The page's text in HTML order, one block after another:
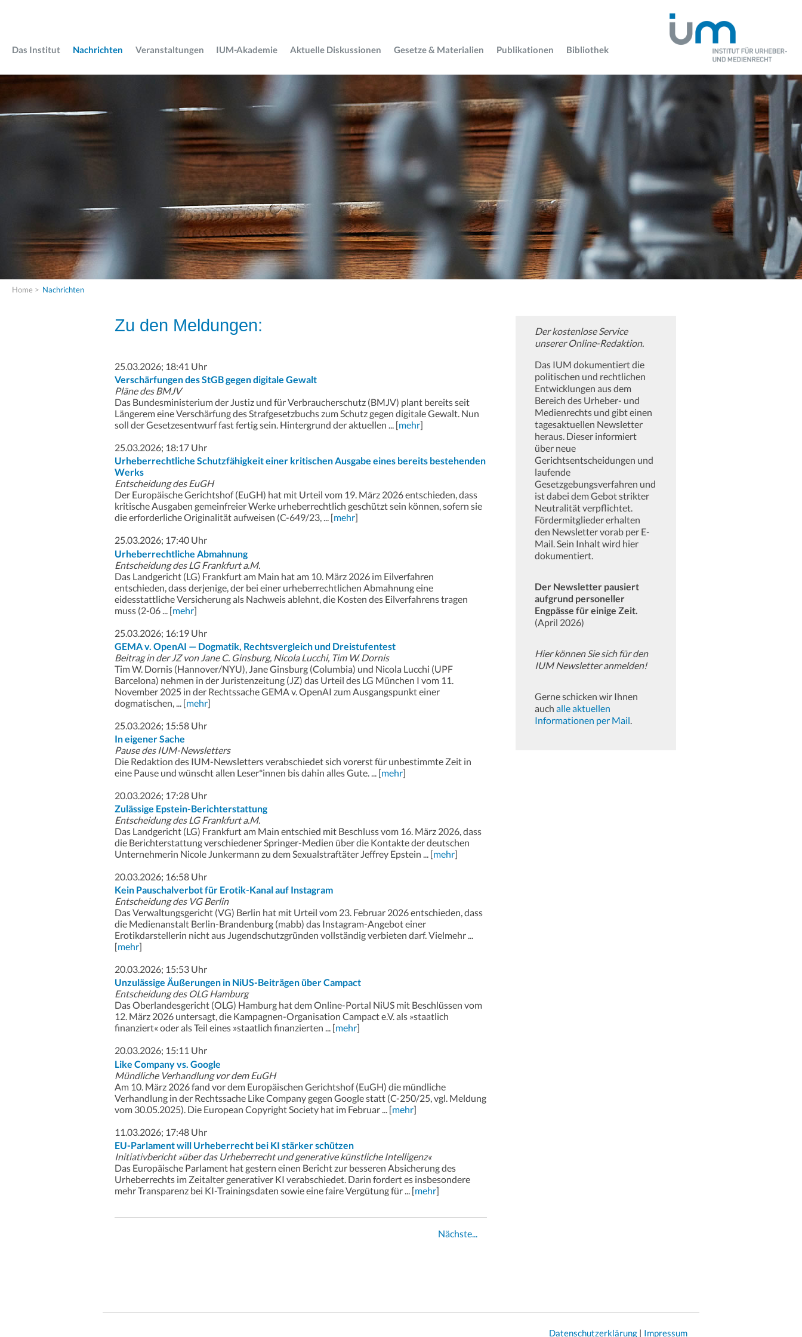
Das Institut Nachrichten Veranstaltungen IUM-Akademie Aktuelle Diskussionen Gesetze & Materialien Publikationen Bibliothek
Home > Nachrichten
Zu den Meldungen:
25.03.2026; 18:41 Uhr
Verschärfungen des StGB gegen digitale Gewalt
Pläne des BMJV
Das Bundesministerium der Justiz und für Verbraucherschutz (BMJV) plant bereits seit
Längerem eine Verschärfung des Strafgesetzbuchs zum Schutz gegen digitale Gewalt. Nun
soll der Gesetzesentwurf fast fertig sein. Hintergrund der aktuellen ... [mehr]
25.03.2026; 18:17 Uhr
Urheberrechtliche Schutzfähigkeit einer kritischen Ausgabe eines bereits bestehenden
Werks
Entscheidung des EuGH
Der Europäische Gerichtshof (EuGH) hat mit Urteil vom 19. März 2026 entschieden, dass
kritische Ausgaben gemeinfreier Werke urheberrechtlich geschützt sein können, sofern sie
die erforderliche Originalität aufweisen (C-649/23, ... [mehr]
25.03.2026; 17:40 Uhr
Urheberrechtliche Abmahnung
Entscheidung des LG Frankfurt a.M.
Das Landgericht (LG) Frankfurt am Main hat am 10. März 2026 im Eilverfahren
entschieden, dass derjenige, der bei einer urheberrechtlichen Abmahnung eine
eidesstattliche Versicherung als Nachweis ablehnt, die Kosten des Eilverfahrens tragen
muss (2-06 ... [mehr]
25.03.2026; 16:19 Uhr
GEMA v. OpenAI — Dogmatik, Rechtsvergleich und Dreistufentest
Beitrag in der JZ von Jane C. Ginsburg, Nicola Lucchi, Tim W. Dornis
Tim W. Dornis (Hannover/NYU), Jane Ginsburg (Columbia) und Nicola Lucchi (UPF
Barcelona) nehmen in der Juristenzeitung (JZ) das Urteil des LG München I vom 11.
November 2025 in der Rechtssache GEMA v. OpenAI zum Ausgangspunkt einer
dogmatischen, ... [mehr]
25.03.2026; 15:58 Uhr
In eigener Sache
Pause des IUM-Newsletters
Die Redaktion des IUM-Newsletters verabschiedet sich vorerst für unbestimmte Zeit in
eine Pause und wünscht allen Leser*innen bis dahin alles Gute. ... [mehr]
20.03.2026; 17:28 Uhr
Zulässige Epstein-Berichterstattung
Entscheidung des LG Frankfurt a.M.
Das Landgericht (LG) Frankfurt am Main entschied mit Beschluss vom 16. März 2026, dass
die Berichterstattung verschiedener Springer-Medien über die Kontakte der deutschen
Unternehmerin Nicole Junkermann zu dem Sexualstraftäter Jeffrey Epstein ... [mehr]
20.03.2026; 16:58 Uhr
Kein Pauschalverbot für Erotik-Kanal auf Instagram
Entscheidung des VG Berlin
Das Verwaltungsgericht (VG) Berlin hat mit Urteil vom 23. Februar 2026 entschieden, dass
die Medienanstalt Berlin-Brandenburg (mabb) das Instagram-Angebot einer
Erotikdarstellerin nicht aus Jugendschutzgründen vollständig verbieten darf. Vielmehr ...
[mehr]
20.03.2026; 15:53 Uhr
Unzulässige Äußerungen in NiUS-Beiträgen über Campact
Entscheidung des OLG Hamburg
Das Oberlandesgericht (OLG) Hamburg hat dem Online-Portal NiUS mit Beschlüssen vom
12. März 2026 untersagt, die Kampagnen-Organisation Campact e.V. als »staatlich
finanziert« oder als Teil eines »staatlich finanzierten ... [mehr]
20.03.2026; 15:11 Uhr
Like Company vs. Google
Mündliche Verhandlung vor dem EuGH
Am 10. März 2026 fand vor dem Europäischen Gerichtshof (EuGH) die mündliche
Verhandlung in der Rechtssache Like Company gegen Google statt (C-250/25, vgl. Meldung
vom 30.05.2025). Die European Copyright Society hat im Februar ... [mehr]
11.03.2026; 17:48 Uhr
EU-Parlament will Urheberrecht bei KI stärker schützen
Initiativbericht »über das Urheberrecht und generative künstliche Intelligenz«
Das Europäische Parlament hat gestern einen Bericht zur besseren Absicherung des
Urheberrechts im Zeitalter generativer KI verabschiedet. Darin fordert es insbesondere
mehr Transparenz bei KI-Trainingsdaten sowie eine faire Vergütung für ... [mehr]
Nächste...
Der kostenlose Service
unserer Online-Redaktion.
Das IUM dokumentiert die
politischen und rechtlichen
Entwicklungen aus dem
Bereich des Urheber- und
Medienrechts und gibt einen
tagesaktuellen Newsletter
heraus. Dieser informiert
über neue
Gerichtsentscheidungen und
laufende
Gesetzgebungsverfahren und
ist dabei dem Gebot strikter
Neutralität verpflichtet.
Fördermitglieder erhalten
den Newsletter vorab per E-
Mail. Sein Inhalt wird hier
dokumentiert.
Der Newsletter pausiert
aufgrund personeller
Engpässe für einige Zeit.
(April 2026)
Hier können Sie sich für den
IUM Newsletter anmelden!
Gerne schicken wir Ihnen
auch alle aktuellen
Informationen per Mail.
Datenschutzerklärung | Impressum